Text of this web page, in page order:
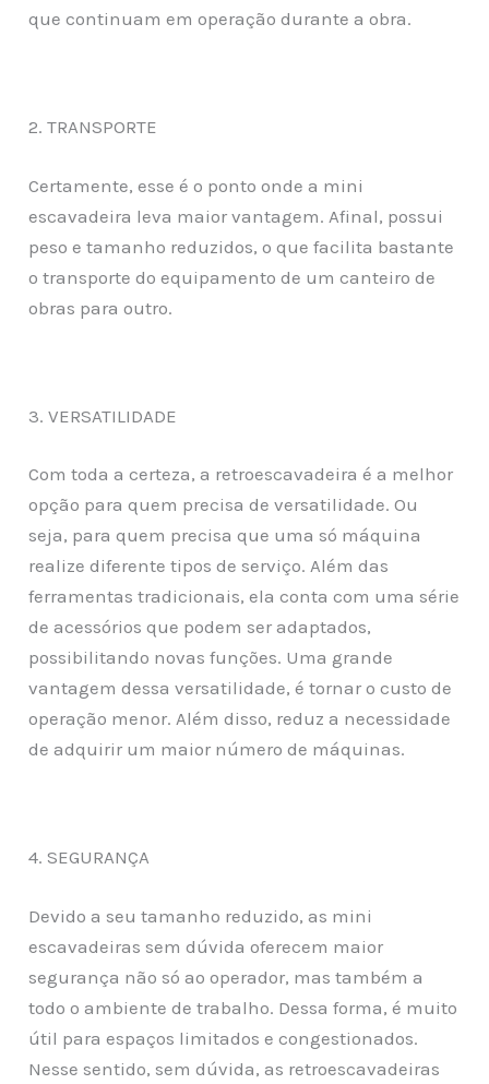
que continuam em operação durante a obra.
2. TRANSPORTE
Certamente, esse é o ponto onde a mini
escavadeira leva maior vantagem. Afinal, possui
peso e tamanho reduzidos, o que facilita bastante
o transporte do equipamento de um canteiro de
obras para outro.
3. VERSATILIDADE
Com toda a certeza, a retroescavadeira é a melhor
opção para quem precisa de versatilidade. Ou
seja, para quem precisa que uma só máquina
realize diferente tipos de serviço. Além das
ferramentas tradicionais, ela conta com uma série
de acessórios que podem ser adaptados,
possibilitando novas funções. Uma grande
vantagem dessa versatilidade, é tornar o custo de
operação menor. Além disso, reduz a necessidade
de adquirir um maior número de máquinas.
4. SEGURANÇA
Devido a seu tamanho reduzido, as mini
escavadeiras sem dúvida oferecem maior
segurança não só ao operador, mas também a
todo o ambiente de trabalho. Dessa forma, é muito
útil para espaços limitados e congestionados.
Nesse sentido, sem dúvida, as retroescavadeiras